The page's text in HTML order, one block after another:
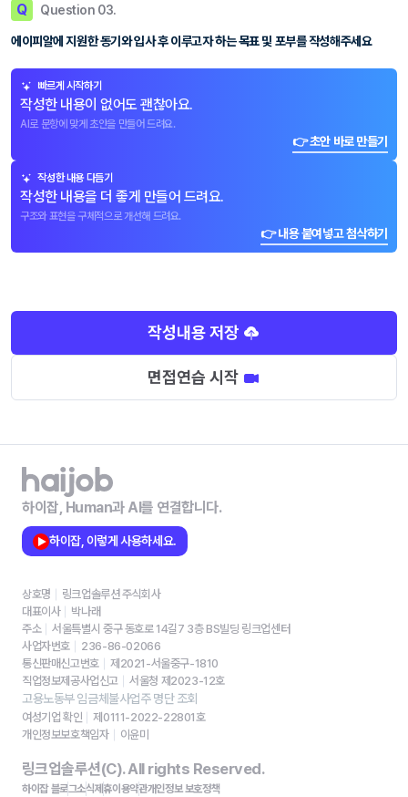
Q Question 03.
에이피알에 지원한 동기와 입사 후 이루고자 하는 목표 및 포부를 작성해주세요
빠르게 시작하기
작성한 내용이 없어도 괜찮아요.
AI로 문항에 맞게 초안을 만들어 드려요.
👉 초안 바로 만들기
작성한 내용 다듬기
작성한 내용을 더 좋게 만들어 드려요.
구조와 표현을 구체적으로 개선해 드려요.
👉 내용 붙여넣고 첨삭하기
작성내용 저장
면접연습 시작
하이잡, Human과 AI를 연결합니다.
하이잡, 이렇게 사용하세요.
상호명
링크업솔루션 주식회사
대표이사
박나래
주소
서울특별시 중구 동호로 14길7 3층 BS빌딩 링크업센터
사업자번호
236-86-02066
통신판매신고번호
제2021-서울중구-1810
직업정보제공사업신고
서울청 제2023-12호
고용노동부 임금체불사업주 명단 조회
여성기업 확인
제0111-2022-22801호
개인정보보호책임자
이윤미
링크업솔루션(C). All rights Reserved.
하이잡 블로그소식제휴이용약관개인정보 보호정책